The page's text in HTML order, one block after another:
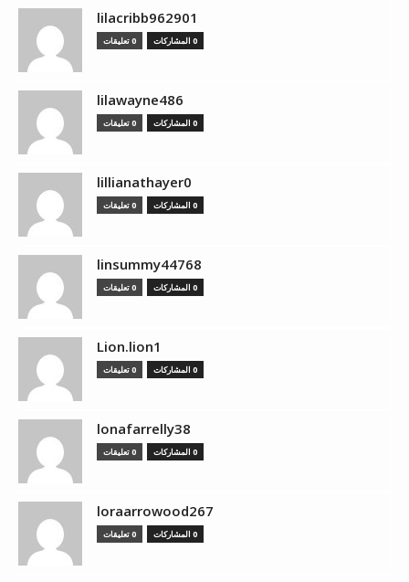
lilacribb962901
0 المشاركات 0 تعليقات
lilawayne486
0 المشاركات 0 تعليقات
lillianathayer0
0 المشاركات 0 تعليقات
linsummy44768
0 المشاركات 0 تعليقات
Lion.lion1
0 المشاركات 0 تعليقات
lonafarrelly38
0 المشاركات 0 تعليقات
loraarrowood267
0 المشاركات 0 تعليقات